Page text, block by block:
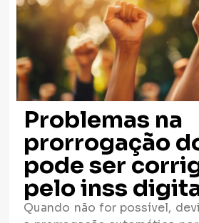
Problemas na
prorrogação
pode ser
pelo inss
Quando não for possível,